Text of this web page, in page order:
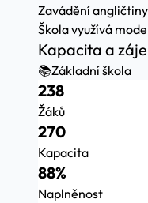
Zavádění
Škola využívá
Kapacita a
📚Základní škola
238
Žáků
270
Kapacita
88%
Naplněnost